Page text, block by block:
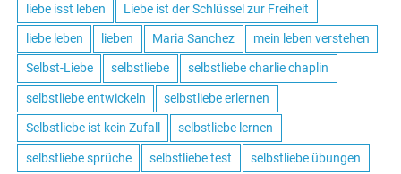
liebe isst leben Liebe ist der Schlüssel zur Freiheit
liebe leben lieben Maria Sanchez mein leben verstehen
Selbst-Liebe selbstliebe selbstliebe charlie chaplin
selbstliebe entwickeln selbstliebe erlernen
Selbstliebe ist kein Zufall selbstliebe lernen
selbstliebe sprüche selbstliebe test selbstliebe übungen